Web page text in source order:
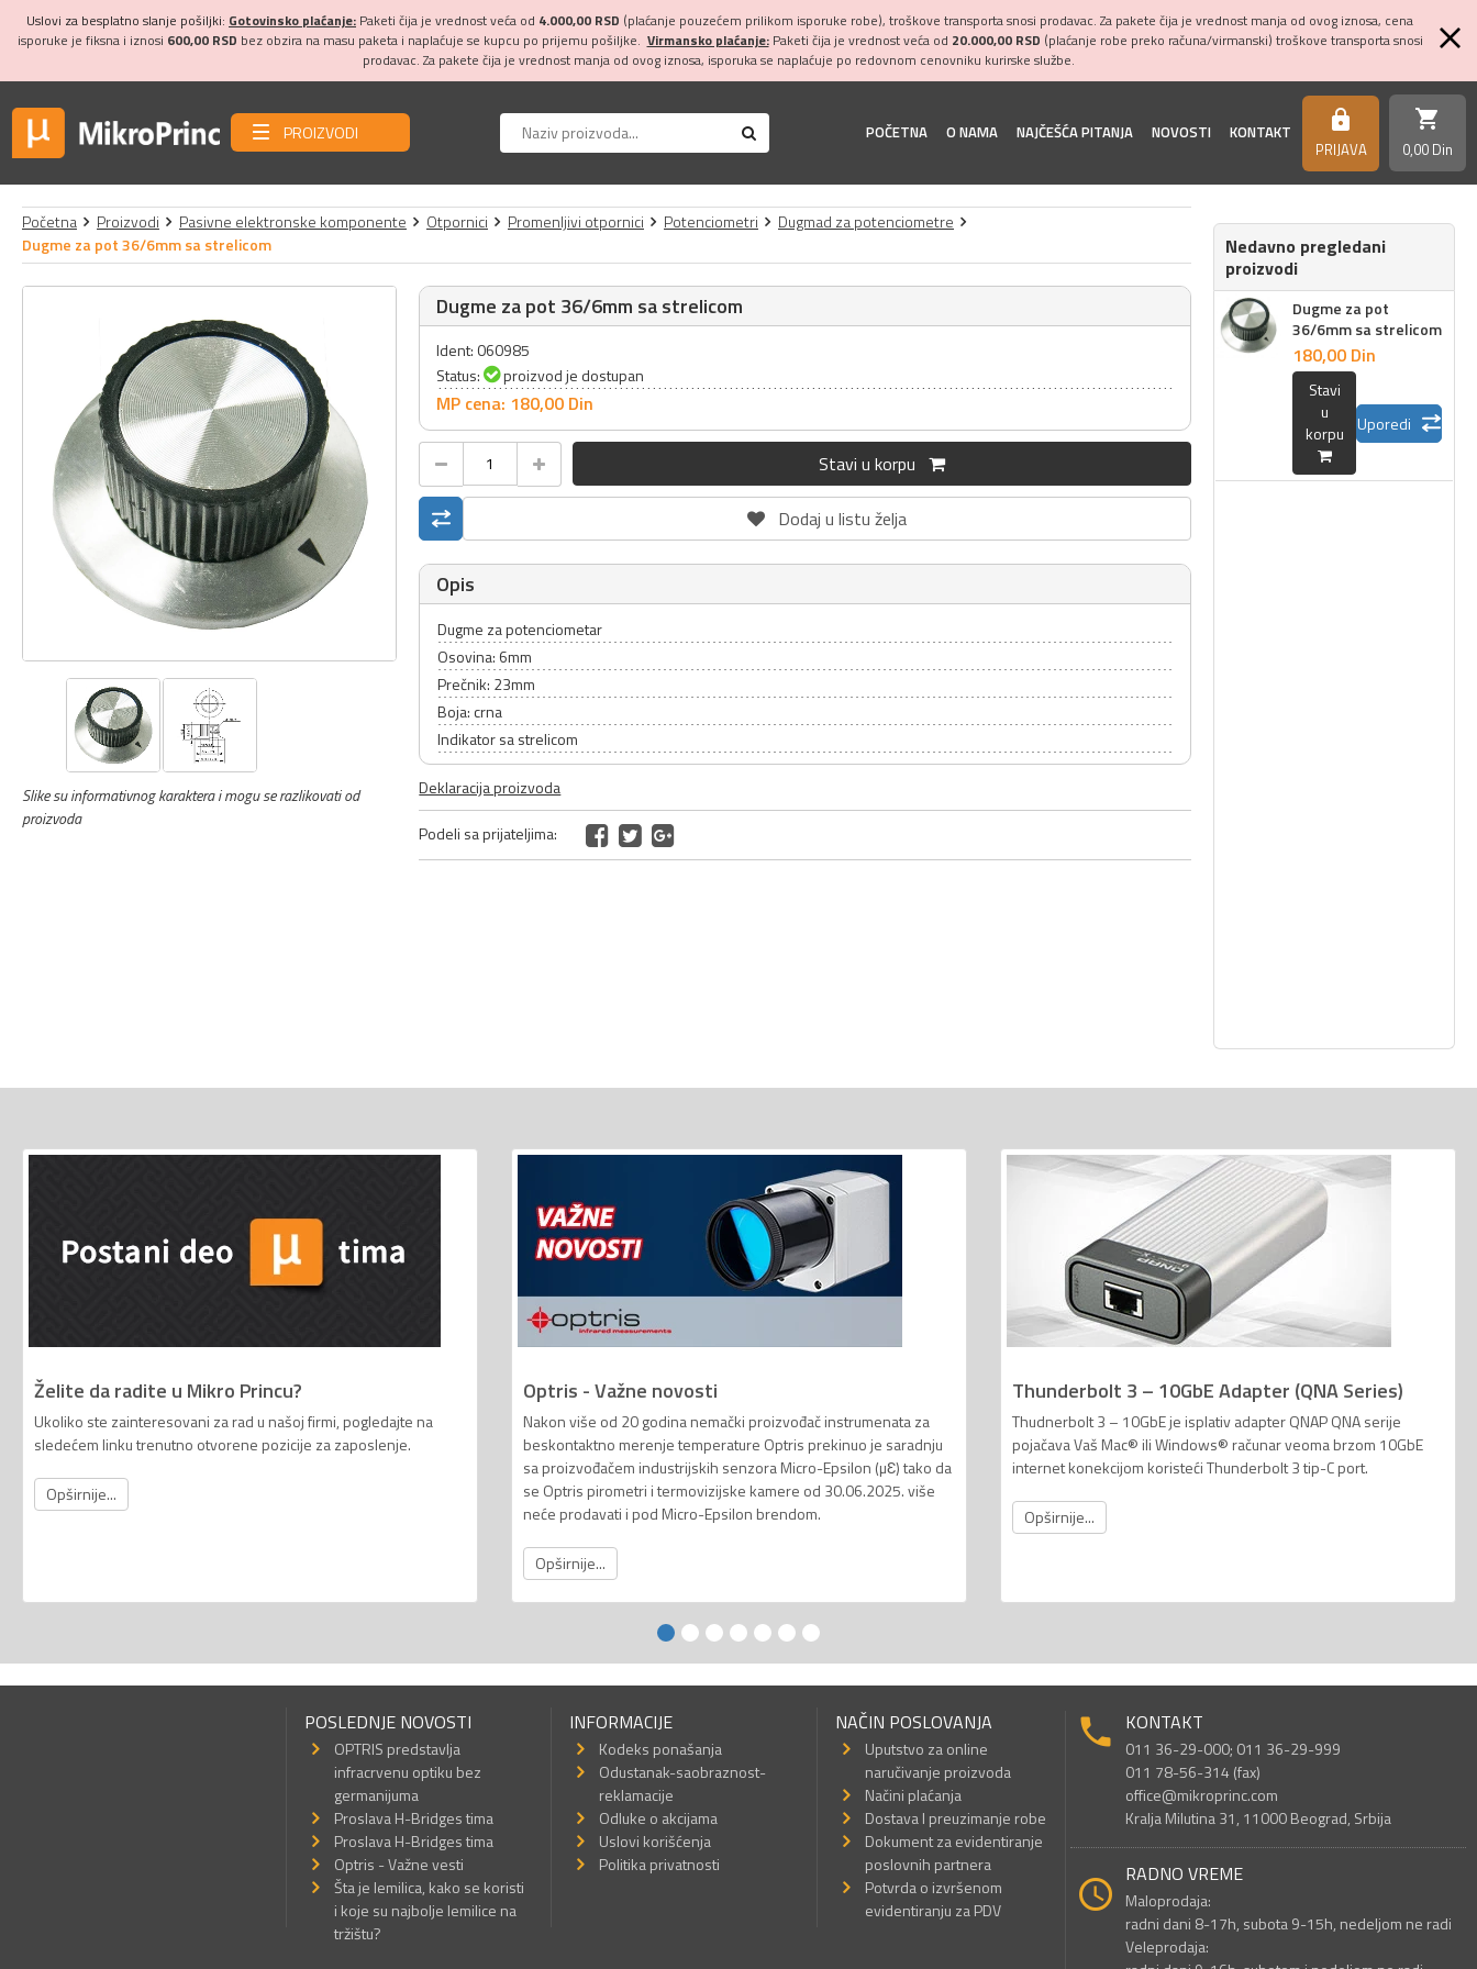
Uslovi za besplatno slanje pošiljki: Gotovinsko plaćanje: Paketi čija je vrednost veća od 4.000,00 RSD (plaćanje pouzećem prilikom isporuke robe), troškove transporta snosi prodavac. Za pakete čija je vrednost manja od ovog iznosa, cena
isporuke je fiksna i iznosi 600,00 RSD bez obzira na masu paketa i naplaćuje se kupcu po prijemu pošiljke. Virmansko plaćanje:Paketi čija je vrednost veća od 20.000,00 RSD (plaćanje robe preko računa/virmanski) troškove transporta snosi
prodavac. Za pakete čija je vrednost manja od ovog iznosa, isporuka se naplaćuje po redovnom cenovniku kurirske službe.
PROIZVODI POČETNA O NAMA NAJČEŠĆA PITANJA NOVOSTI KONTAKT https
PRIJAVA
shopping_cart
0,00 Din
Početna Proizvodi Pasivne elektronske komponente Otpornici Promenljivi otpornici Potenciometri
Dugmad za potenciometre
Dugme za pot 36/6mm sa strelicom
Slike su informativnog karaktera i mogu se razlikovati od
proizvoda
Dugme za pot 36/6mm sa strelicom
Ident: 060985
Status:
proizvod je dostupan
MP cena: 180,00 Din
Stavi u korpu
Dodaj u listu želja
Opis
Dugme za potenciometar
Osovina: 6mm
Prečnik: 23mm
Boja: crna
Indikator sa strelicom
Deklaracija proizvoda
Podeli sa prijateljima:
Nedavno pregledani
proizvodi
Dugme za pot
36/6mm sa strelicom
180,00 Din
Stavi
u
korpu
Uporedi
Želite da radite u Mikro Princu?
Ukoliko ste zainteresovani za rad u našoj firmi, pogledajte na
sledećem linku trenutno otvorene pozicije za zaposlenje.
Opširnije...
Optris - Važne novosti
Nakon više od 20 godina nemački proizvođač instrumenata za
beskontaktno merenje temperature Optris prekinuo je saradnju
sa proizvođačem industrijskih senzora Micro-Epsilon (µƐ) tako da
se Optris pirometri i termovizijske kamere od 30.06.2025. više
neće prodavati i pod Micro-Epsilon brendom.
Opširnije...
Thunderbolt 3 – 10GbE Adapter (QNA Series)
Thudnerbolt 3 – 10GbE je isplativ adapter QNAP QNA serije
pojačava Vaš Mac® ili Windows® računar veoma brzom 10GbE
internet konekcijom koristeći Thunderbolt 3 tip-C port.
Opširnije...
POSLEDNJE NOVOSTI
OPTRIS predstavlja
infracrvenu optiku bez
germanijuma
Proslava H-Bridges tima
Proslava H-Bridges tima
Optris - Važne vesti
Šta je lemilica, kako se koristi
i koje su najbolje lemilice na
tržištu?
INFORMACIJE
Kodeks ponašanja
Odustanak-saobraznost-
reklamacije
Odluke o akcijama
Uslovi korišćenja
Politika privatnosti
NAČIN POSLOVANJA
Uputstvo za online
naručivanje proizvoda
Načini plaćanja
Dostava I preuzimanje robe
Dokument za evidentiranje
poslovnih partnera
Potvrda o izvršenom
evidentiranju za PDV
KONTAKT
011 36-29-000; 011 36-29-999
011 78-56-314 (fax)
office@mikroprinc.com
Kralja Milutina 31, 11000 Beograd, Srbija
RADNO VREME
Maloprodaja:
radni dani 8-17h, subota 9-15h, nedeljom ne radi
Veleprodaja: